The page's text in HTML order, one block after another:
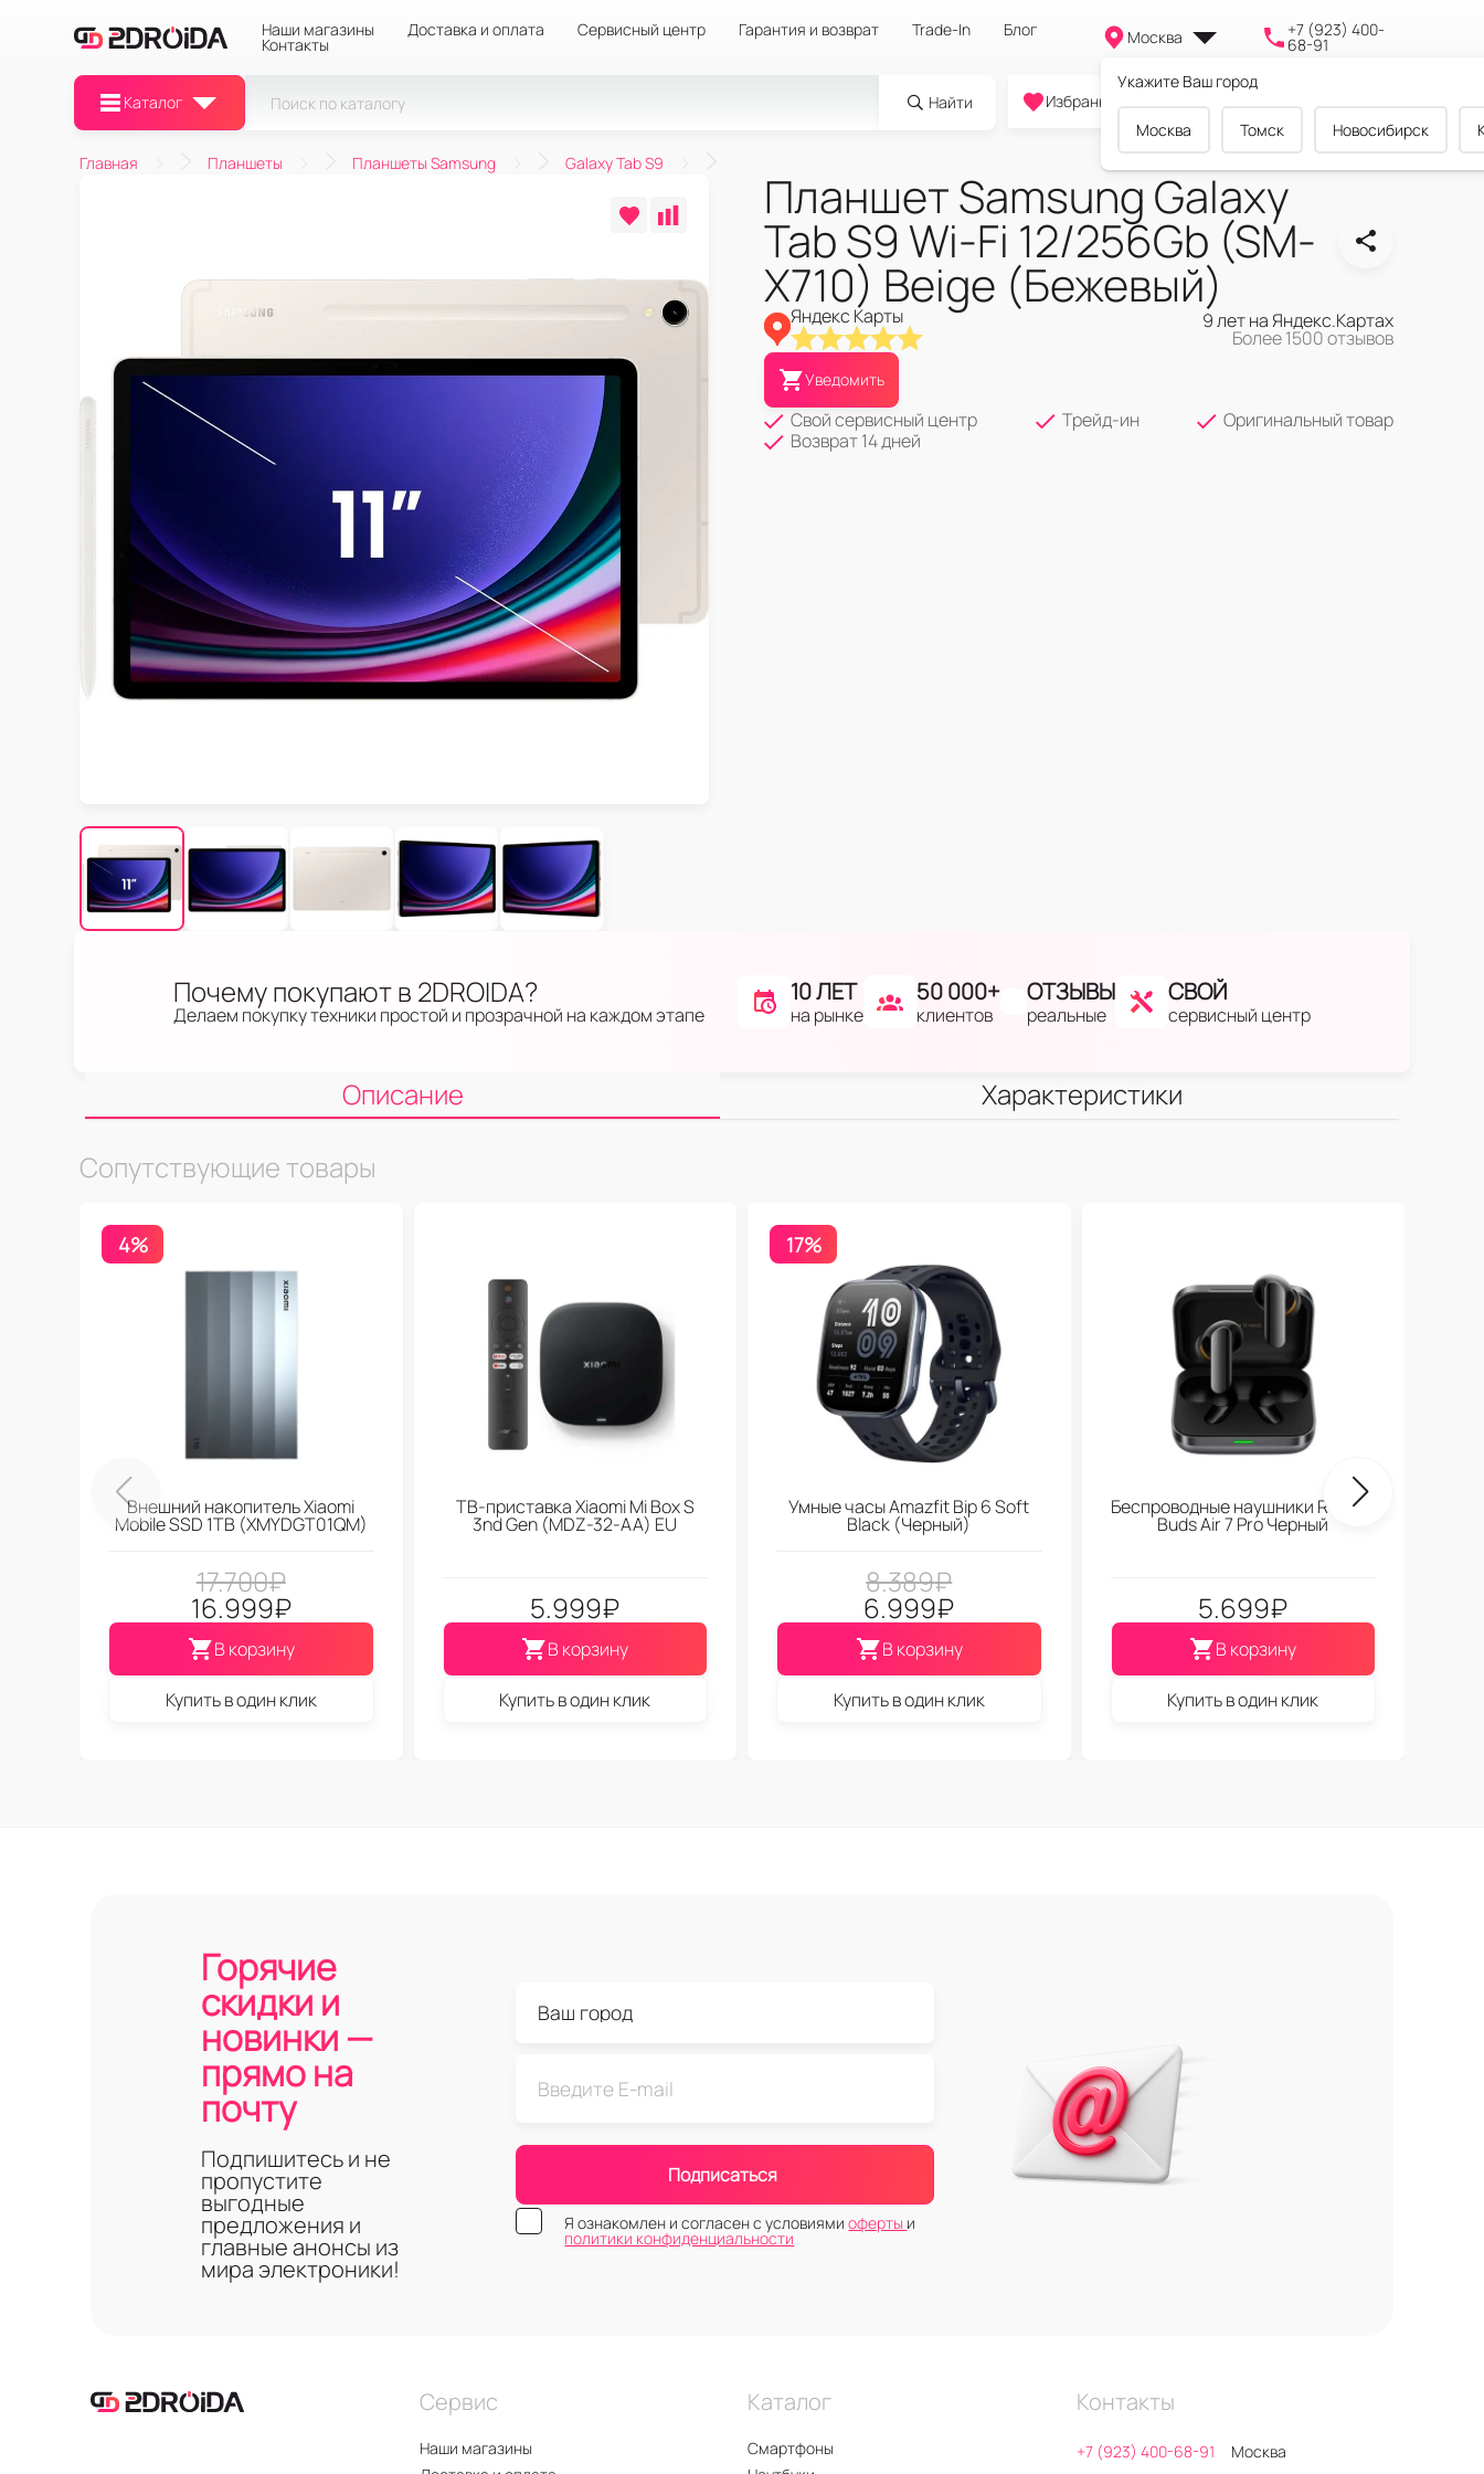
Наши магазины Доставка и оплата Сервисный центр Гарантия и возврат Trade-In Блог
Контакты Москва
Укажите Ваш город
Москва Томск Новосибирск
+7 (923) 400-
68-91
Каталог Найти
0
Избранное Cравнение Корзина
Главная Планшеты Планшеты Samsung Galaxy Tab S9
Планшет Samsung Galaxy
Tab S9 Wi-Fi 12/256Gb (SM-
X710) Beige (Бежевый)
Яндекс Карты 9 лет на Яндекс.Картах
Более 1500 отзывов
Уведомить
Свой сервисный центр Трейд-ин
Оригинальный товар
Возврат 14 дней
Почему покупают в 2DROIDA?
Делаем покупку техники простой и прозрачной на каждом этапе
10 ЛЕТ
на рынке
50 000+
клиентов
ОТЗЫВЫ
реальные
СВОЙ
сервисный центр
Описание
Характеристики
Сопутствующие товары
4%
Внешний накопитель Xiaomi
Mobile SSD 1TB (XMYDGT01QM)
17.700₽
16.999₽
В корзину
Купить в один клик
ТВ-приставка Xiaomi Mi Box S
3nd Gen (МDZ-32-АА) EU
5.999₽
В корзину
Купить в один клик
17%
Умные часы Amazfit Bip 6 Soft
Black (Черный)
8.389₽
6.999₽
В корзину
Купить в один клик
Беспроводные наушники Realme
Buds Air 7 Pro Черный
5.699₽
В корзину
Купить в один клик
Горячие
скидки и
новинки —
прямо на
почту
Подпишитесь и не
пропустите
выгодные
предложения и
главные анонсы из
мира электроники!
Подписаться
Я ознакомлен и согласен с условиямиоферты и
политики конфиденциальности
Сервис
Наши магазины
Каталог
Смартфоны
Контакты
+7 (923) 400-68-91
Москва